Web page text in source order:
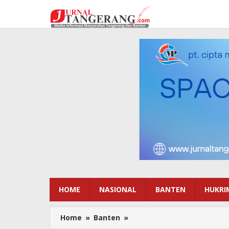
konten
HOME NASIONAL BANTEN
Home » Banten »